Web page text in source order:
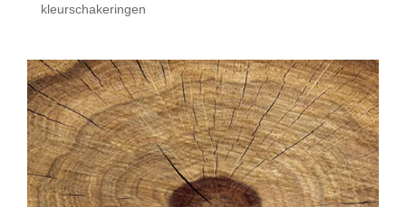
kleurschakeringen